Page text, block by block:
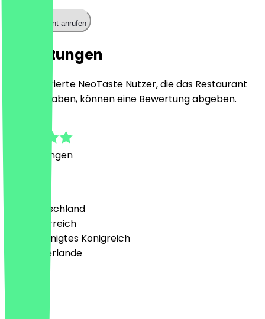
Restaurant anrufen
Bewertungen
Nur registrierte NeoTaste Nutzer, die das Restaurant
besucht haben, können eine Bewertung abgeben.
Bewertungen
🇩🇪 Deutschland
🇦🇹 Österreich
🇬🇧 Vereinigtes Königreich
🇳🇱 Niederlande
Deutsch